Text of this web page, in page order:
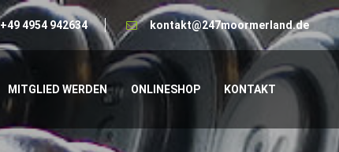
+49 4954 942634 kontakt@247moormerland.de
MITGLIED WERDEN ONLINESHOP KONTAKT